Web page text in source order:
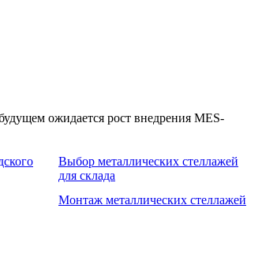
ожидается рост внедрения MES-
Выбор металлических стеллажей
для склада
Монтаж металлических стеллажей